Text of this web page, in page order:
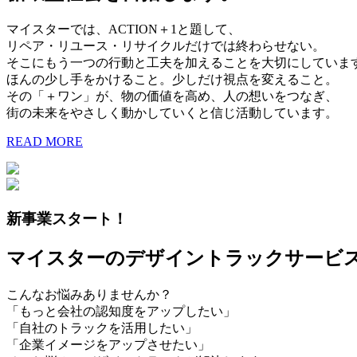
マイスターでは、ACTION＋1と題して、
リペア・リユース・リサイクルだけでは終わらせない。
そこにもう一つの行動と工夫を加えることを大切にしていま
ほんの少し手をかけること。少しだけ視点を変えること。
その「＋ワン」が、物の価値を高め、人の想いをつなぎ、
街の未来をやさしく動かしていくと信じ活動しています。
READ MORE
新事業スタート！
マイスターのデザイントラックサービ
こんなお悩みありませんか？
「もっと会社の認知度をアップしたい」
「自社のトラックを活用したい」
「企業イメージをアップさせたい」